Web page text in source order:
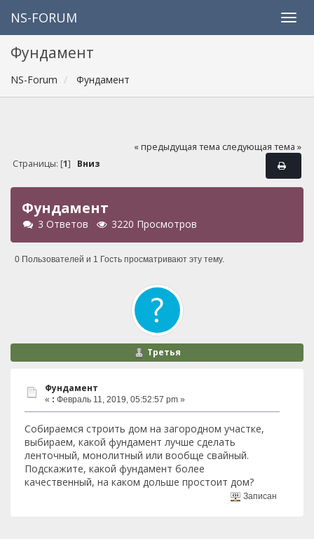
NS-FORUM
Фундамент
NS-Forum Фундамент
« предыдущая тема следующая тема »
Страницы: [1] Вниз
Фундамент
3 Ответов 3220 Просмотров
0 Пользователей и 1 Гость просматривают эту тему.
Третья
Фундамент
« : Февраль 11, 2019, 05:52:57 pm »
Собираемся строить дом на загородном участке,
выбираем, какой фундамент лучше сделать
ленточный, монолитный или вообще свайный.
Подскажите, какой фундамент более
качественный, на каком дольше простоит дом?
Записан